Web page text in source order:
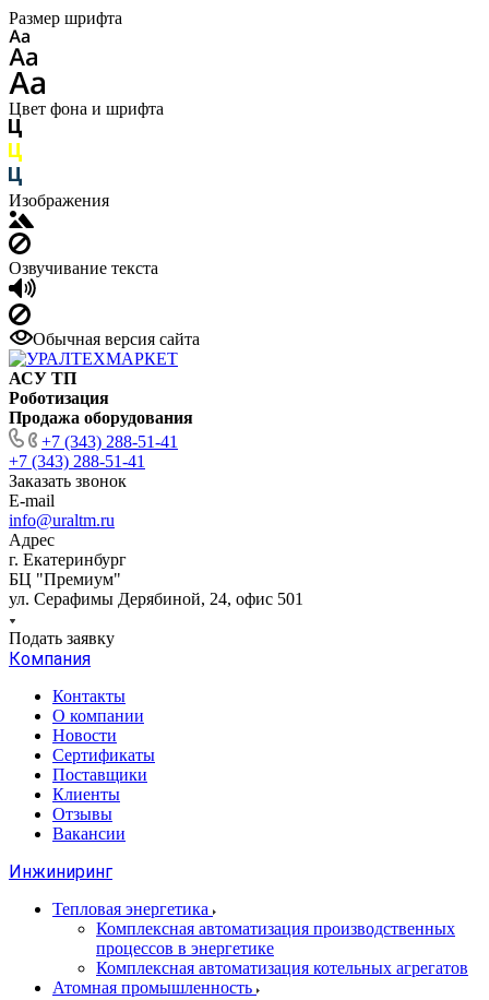
Размер шрифта
Цвет фона и шрифта
Изображения
Озвучивание текста
Обычная версия сайта
АСУ ТП
Роботизация
Продажа оборудования
+7 (343) 288-51-41
+7 (343) 288-51-41
Заказать звонок
E-mail
info@uraltm.ru
Адрес
г. Екатеринбург
БЦ "Премиум"
ул. Серафимы Дерябиной, 24, офис 501
Подать заявку
Компания
Контакты
О компании
Новости
Сертификаты
Поставщики
Клиенты
Отзывы
Вакансии
Инжиниринг
Тепловая энергетика
Комплексная автоматизация производственных
процессов в энергетике
Комплексная автоматизация котельных агрегатов
Атомная промышленность